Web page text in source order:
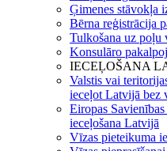
Ģimenes stāvokļa
Bērna reģistrācija
Tulkošana uz poļu
Konsulāro
IECEĻOŠANA
Valstis vai
ieceļot Latvijā bez
Eiropas
ieceļošana Latvijā
Vīzas pieteikuma